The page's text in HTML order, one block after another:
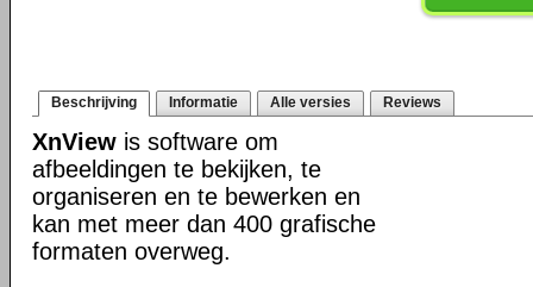
Beschrijving Informatie Alle versies Reviews
XnView is software om
afbeeldingen te bekijken, te
organiseren en te bewerken en
kan met meer dan 400 grafische
formaten overweg.